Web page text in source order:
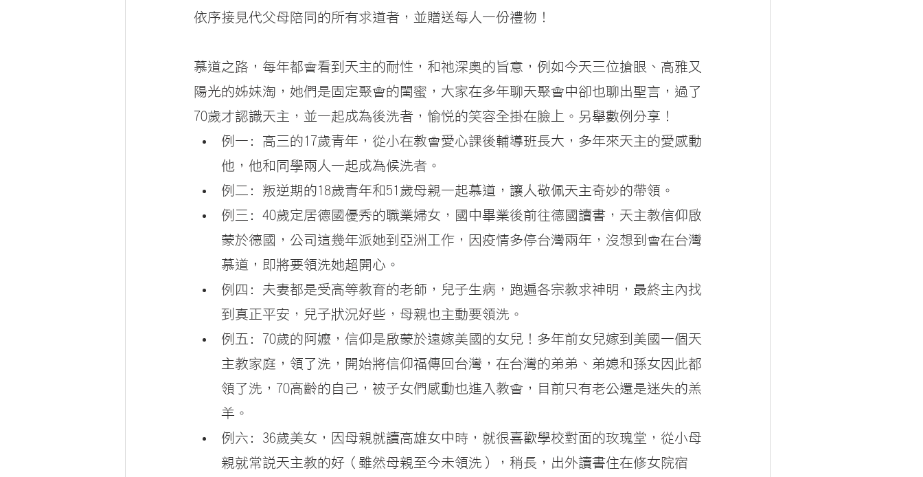
依序接見代父母陪同的所有求道者，並贈送每人一份禮物！
慕道之路，每年都會看到天主的耐性，和祂深奧的旨意，例如今天三位搶眼、高雅又
陽光的姊妹淘，她們是固定聚會的閨蜜，大家在多年聊天聚會中卻也聊出聖言，過了
70歲才認識天主，並一起成為後洗者，愉悅的笑容全掛在臉上。另舉數例分享！
例一: 高三的17歲青年，從小在教會愛心課後輔導班長大，多年來天主的愛感動
他，他和同學兩人一起成為候洗者。
例二: 叛逆期的18歲青年和51歲母親一起慕道，讓人敬佩天主奇妙的帶領。
例三: 40歲定居德國優秀的職業婦女，國中畢業後前往德國讀書，天主教信仰啟
蒙於德國，公司這幾年派她到亞洲工作，因疫情多停台灣兩年，沒想到會在台灣
慕道，即將要領洗她超開心。
例四: 夫妻都是受高等教育的老師，兒子生病，跑遍各宗教求神明，最終主內找
到真正平安，兒子狀況好些，母親也主動要領洗。
例五: 70歲的阿嬤，信仰是啟蒙於遠嫁美國的女兒！多年前女兒嫁到美國一個天
主教家庭，領了洗，開始將信仰福傳回台灣，在台灣的弟弟、弟媳和孫女因此都
領了洗，70高齡的自己，被子女們感動也進入教會，目前只有老公還是迷失的羔
羊。
例六: 36歲美女，因母親就讀高雄女中時，就很喜歡學校對面的玫瑰堂，從小母
親就常說天主教的好（雖然母親至今未領洗），稍長，出外讀書住在修女院宿